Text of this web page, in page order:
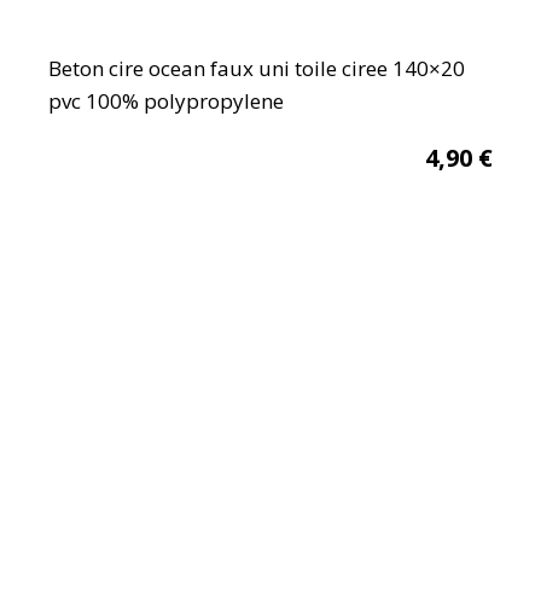
Beton cire ocean faux uni toile ciree 140×20
pvc 100% polypropylene
4,90 €